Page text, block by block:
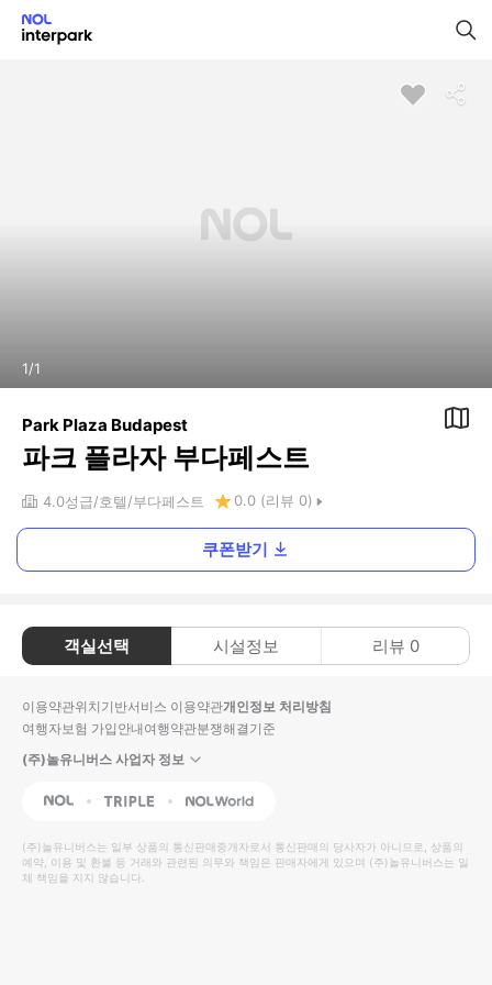
1/1
Park Plaza Budapest
파크 플라자 부다페스트
4.0성급 호텔 부다페스트 0.0 (리뷰 0)
쿠폰받기
객실선택 시설정보 리뷰 0
이용약관위치기반서비스 이용약관개인정보 처리방침
여행자보험 가입안내여행약관분쟁해결기준
(주)놀유니버스 사업자 정보
NOL Triple Interpark Global
(주)놀유니버스는 일부 상품의 통신판매중개자로서 통신판매의 당사자가 아니므로, 상품의
예약, 이용 및 환불 등 거래와 관련된 의무와 책임은 판매자에게 있으며 (주)놀유니버스는 일
체 책임을 지지 않습니다.